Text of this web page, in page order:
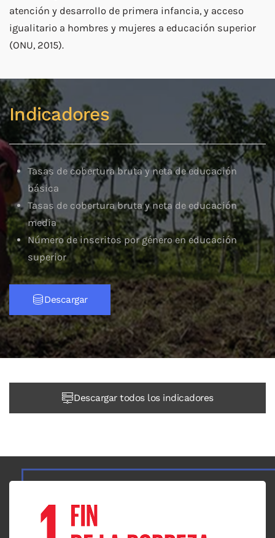
atención y desarrollo de primera infancia, y acceso
igualitario a hombres y mujeres a educación superior
(ONU, 2015).
Indicadores
Tasas de cobertura bruta y neta de educación
básica
Tasas de cobertura bruta y neta de educación
media
Número de inscritos por género en educación
superior
Descargar
Descargar todos los indicadores